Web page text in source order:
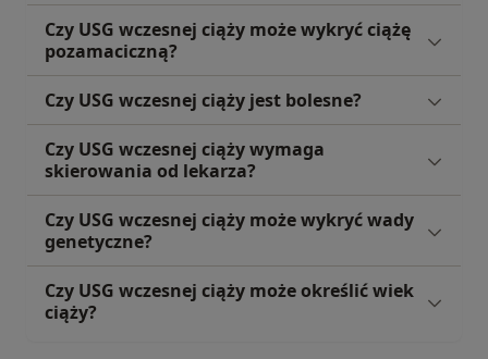
Czy USG wczesnej ciąży może wykryć ciążę
pozamaciczną?
Czy USG wczesnej ciąży jest bolesne?
Czy USG wczesnej ciąży wymaga
skierowania od lekarza?
Czy USG wczesnej ciąży może wykryć wady
genetyczne?
Czy USG wczesnej ciąży może określić wiek
ciąży?